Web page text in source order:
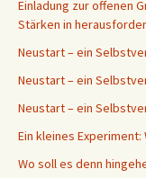
Einladung zur offenen
Stärken in
Neustart – ein
Neustart – ein
Neustart – ein
Ein kleines
Wo soll es denn